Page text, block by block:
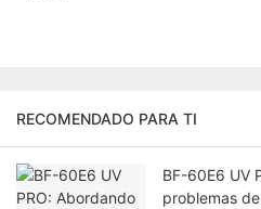
RECOMENDADO PARA TI
BF-60E6 UV
problemas